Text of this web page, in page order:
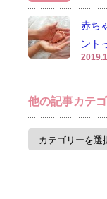
赤ち
ント
他の記事カテ
他